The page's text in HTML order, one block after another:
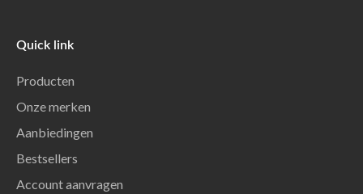
Quick link
Producten
Onze merken
Aanbiedingen
Bestsellers
Account aanvragen